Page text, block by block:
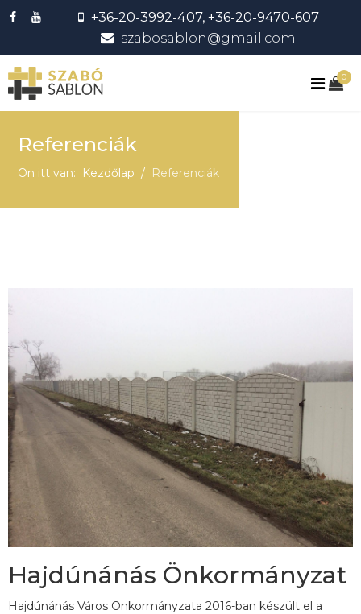
+36-20-3992-407, +36-20-9470-607
szabosablon@gmail.com
0
Referenciák
Ön itt van: Kezdőlap Referenciák
Hajdúnánás Önkormányzat
Hajdúnánás Város Önkormányzata 2016-ban készült el a